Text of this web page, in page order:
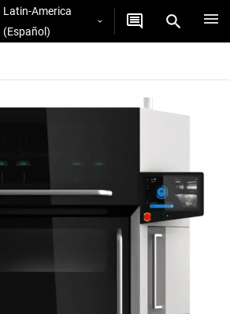
Latin-America
(Español)